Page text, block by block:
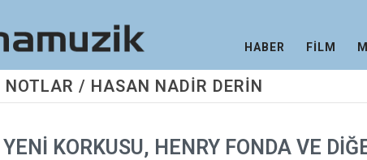
HABER FİLM
NOTLAR / HASAN NADİR DERİN
KORKUSU, HENRY FONDA VE